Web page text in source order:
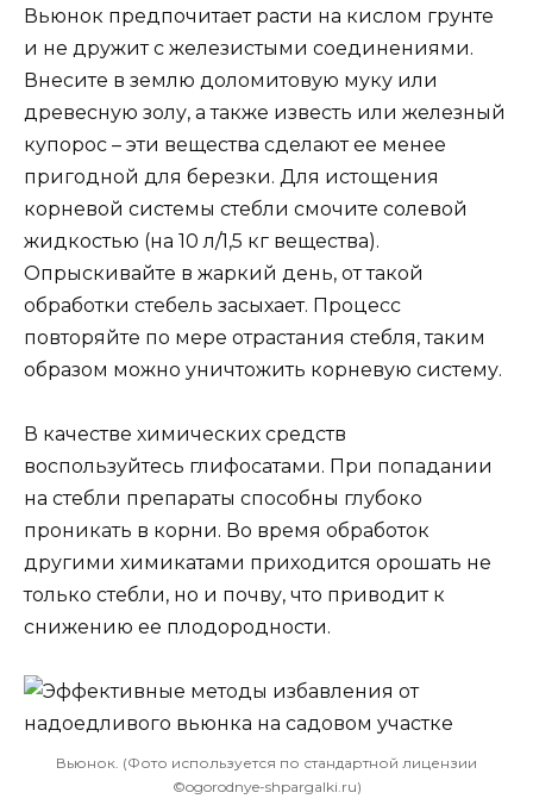
Вьюнок предпочитает расти на кислом грунте
и не дружит с железистыми соединениями.
Внесите в землю доломитовую муку или
древесную золу, а также известь или железный
купорос – эти вещества сделают ее менее
пригодной для березки. Для истощения
корневой системы стебли смочите солевой
жидкостью (на 10 л/1,5 кг вещества).
Опрыскивайте в жаркий день, от такой
обработки стебель засыхает. Процесс
повторяйте по мере отрастания стебля, таким
образом можно уничтожить корневую систему.
В качестве химических средств
воспользуйтесь глифосатами. При попадании
на стебли препараты способны глубоко
проникать в корни. Во время обработок
другими химикатами приходится орошать не
только стебли, но и почву, что приводит к
снижению ее плодородности.
Вьюнок. (Фото используется по стандартной лицензии
©ogorodnye-shpargalki.ru)